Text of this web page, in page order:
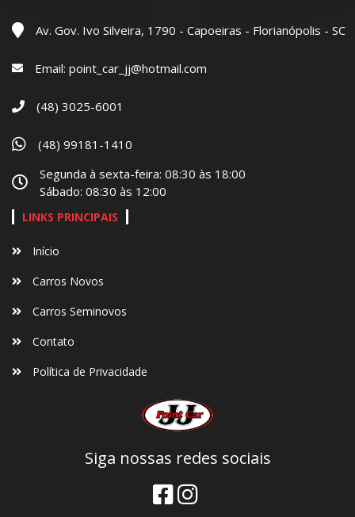
Av. Gov. Ivo Silveira, 1790 - Capoeiras - Florianópolis - SC
Email: point_car_jj@hotmail.com
(48) 3025-6001
(48) 99181-1410
Segunda à sexta-feira: 08:30 às 18:00
Sábado: 08:30 às 12:00
LINKS PRINCIPAIS
Início
Carros Novos
Carros Seminovos
Contato
Política de Privacidade
Siga nossas redes sociais